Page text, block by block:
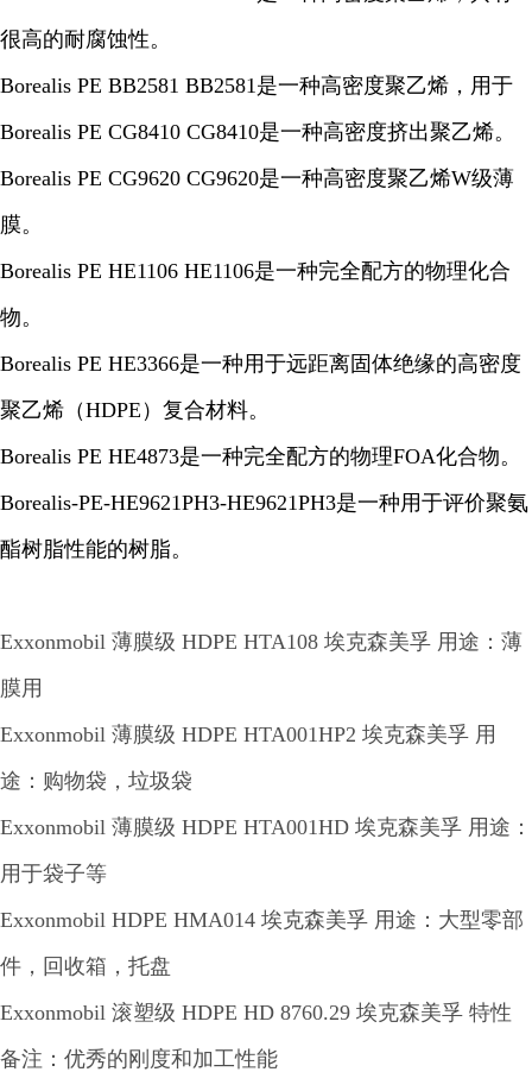
很高的耐腐蚀性。
Borealis PE BB2581 BB2581是一种高密度聚乙烯，用于
Borealis PE CG8410 CG8410是一种高密度挤出聚乙烯。
Borealis PE CG9620 CG9620是一种高密度聚乙烯W级薄
膜。
Borealis PE HE1106 HE1106是一种完全配方的物理化合
物。
Borealis PE HE3366是一种用于远距离固体绝缘的高密度
聚乙烯（HDPE）复合材料。
Borealis PE HE4873是一种完全配方的物理FOA化合物。
Borealis-PE-HE9621PH3-HE9621PH3是一种用于评价聚氨
酯树脂性能的树脂。
Exxonmobil 薄膜级 HDPE HTA108 埃克森美孚 用途：薄
膜用
Exxonmobil 薄膜级 HDPE HTA001HP2 埃克森美孚 用
途：购物袋，垃圾袋
Exxonmobil 薄膜级 HDPE HTA001HD 埃克森美孚 用途：
用于袋子等
Exxonmobil HDPE HMA014 埃克森美孚 用途：大型零部
件，回收箱，托盘
Exxonmobil 滚塑级 HDPE HD 8760.29 埃克森美孚 特性
备注：优秀的刚度和加工性能